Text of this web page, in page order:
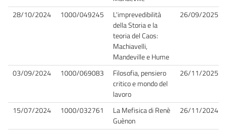
28/10/2024 1000/049245
L'imprevedibilità
della Storia e la
teoria del Caos:
Machiavelli,
Mandeville e Hume
26/09/2025
03/09/2024 1000/069083
Filosofia, pensiero
critico e mondo del
lavoro
26/11/2025
15/07/2024 1000/032761
La Mefisica di Renè
Guènon
26/11/2024